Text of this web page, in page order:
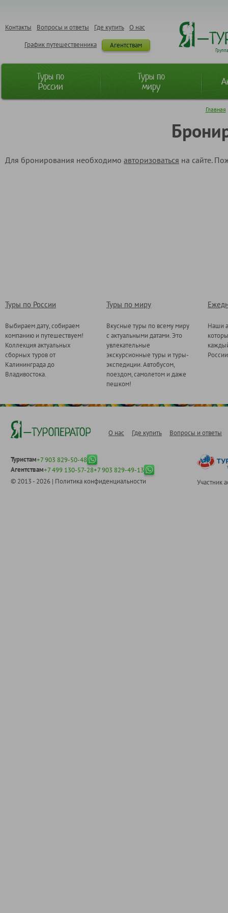
О нас
Где купить
Вопросы и ответы
Контакты
Агентствам
График путешественника
Туры по
России
Туры по
миру
Главная
Для бронирования необходимо авторизоваться на сайте.
Туры по России
Выбираем дату, собираем
компанию и путешествуем!
Коллекция актуальных
сборных туров от
Калининграда до
Владивостока.
Туры по миру
Вкусные туры по всему миру
с актуальными датами. Это
увлекательные
экскурсионные туры и туры-
экспедиции. Автобусом,
поездом, самолетом и даже
пешком!
Наши
О нас Где купить Вопросы и ответы
Туристам+7 903 829-50-48
Агентствам+7 499 130-57-28+7 903 829-49-13
© 2013 - 2026 | Политика конфиденциальности Участник